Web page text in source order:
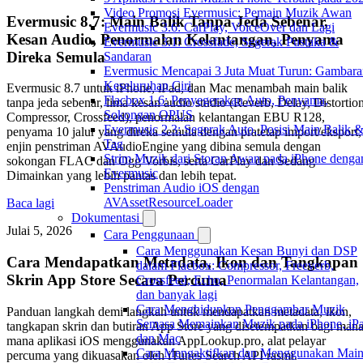
Video Promosi Evermusic: Pemain Muzik Awan
Evermusic 3.6: CarPlay, VoiceOver dan Lagi
Evermusic 3.1: Crossfade, Segerak Pustaka &
Sandaran
Evermusic Mencapai 3 Juta Muat Turun:
Keseluruhan Ciri
Flacbox 1.6: Penyegerakan Auto, Penyama,
Sokongan OPUS
Evermusic 2.3: Segerak Auto, Posisi Main Balik &
Tag
Strim Muzik dari Storan Awan pada iPhone
Evermusic
Penstriman Audio iOS dengan
AVAssetResourceLoader
Dokumentasi
Cara Penggunaan
Cara Menggunakan Kesan Bunyi dan DSP
dalam Flacbox: Compressor, Freeverb,
Crossfeed, Echo, Penormalan Kelantangan,
dan banyak lagi
Cara Menghidupkan Penggambar Muzik
Semasa Memainkan Muzik pada iPhone,
dan Mac
Cara Mengaktifkan dan Menggunakan Main
Evermusic 8.7: Main Balik Tanpa Jeda Sebenar,
Kesan Audio, Penormalan Kelantangan, Penyama
Direka Semula
Evermusic 8.7 untuk iPhone, iPad, dan Mac menambah main balik
tanpa jeda sebenar, lima kesan audio studio (Reverb, Delay,
Compressor, Crossfeed), penormalan kelantangan EBU R128,
penyama 10 jalur yang direka semula dengan pratetap import/eksport,
enjin penstriman AVAudioEngine yang dibina semula dengan
sokongan FLAC dan Ogg Vorbis, serta CarPlay dan Sedang
Dimainkan yang lebih pantas dan lebih tepat.
Baca lagi
Julai 5, 2026
Cara Mendapatkan Metadata, Ikon dan Tangkapan
Skrin App Store Secara Percuma
Panduan langkah demi langkah untuk mendapatkan metadata, ikon,
tangkapan skrin dan butiran App Store yang disetempatkan bagi
mana aplikasi iOS menggunakan AppLookup.pro, alat pelayar
percuma yang dikuasakan oleh iTunes Search API rasmi.